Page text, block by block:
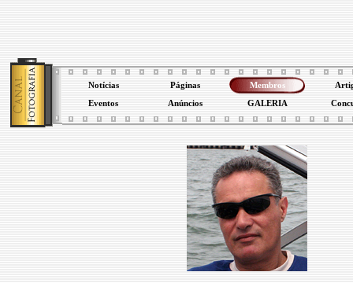
Notícias Páginas Membros
Eventos Anúncios GALERIA